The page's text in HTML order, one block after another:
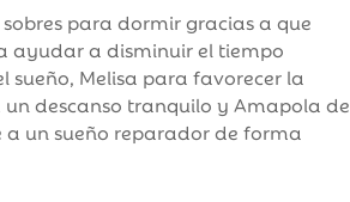
para dormir gracias a que
ayudar a disminuir el tiempo
sueño, Melisa para favorecer la
descanso tranquilo y Amapola de
un sueño reparador de forma